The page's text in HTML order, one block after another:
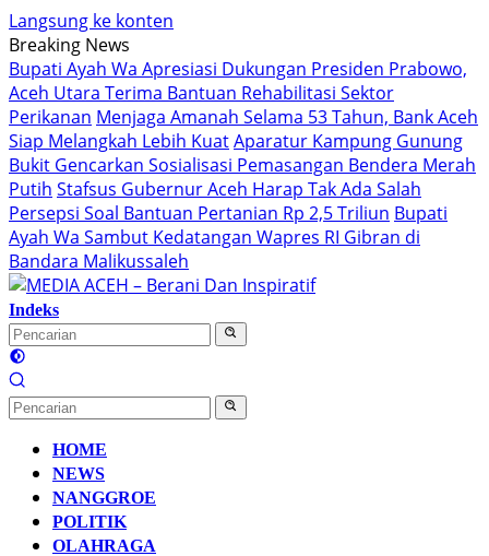
Langsung ke konten
Breaking News
Bupati Ayah Wa Apresiasi Dukungan Presiden Prabowo,
Aceh Utara Terima Bantuan Rehabilitasi Sektor
Perikanan Menjaga Amanah Selama 53 Tahun, Bank Aceh
Siap Melangkah Lebih KuatAparatur Kampung Gunung
Bukit Gencarkan Sosialisasi Pemasangan Bendera Merah
Putih Stafsus Gubernur Aceh Harap Tak Ada Salah
Persepsi Soal Bantuan Pertanian Rp 2,5 Triliun Bupati
Ayah Wa Sambut Kedatangan Wapres RI Gibran di
Bandara Malikussaleh
Indeks
HOME
NEWS
NANGGROE
POLITIK
OLAHRAGA